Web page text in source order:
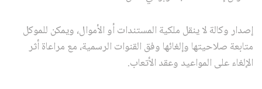
إصدار وكالة لا ينقل ملكية المستندات أو الأموال، ويمكن للموكل
متابعة صلاحيتها وإلغائها وفق القنوات الرسمية، مع مراعاة أثر
الإلغاء على المواعيد وعقد الأتعاب.